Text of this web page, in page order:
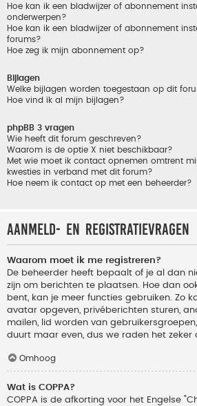
Hoe kan ik een bladwijzer of abonnement
onderwerpen?
Hoe kan ik een bladwijzer of abonnement
forums?
Hoe zeg ik mijn abonnement op?
Bijlagen
Welke bijlagen worden toegestaan op dit
Hoe vind ik al mijn bijlagen?
phpBB 3 vragen
Wie heeft dit forum geschreven?
Waarom is de optie X niet beschikbaar?
Met wie moet ik contact opnemen omtrent
kwesties in verband met dit forum?
Hoe neem ik contact op met een beheerder?
Aanmeld- en registratievragen
Waarom moet ik me registreren?
De beheerder heeft bepaalt of je al dan
zijn om berichten te plaatsen. Hoe dan
bent, kan je meer functies gebruiken. Zo
avatar opgeven, privéberichten sturen,
mailen, lid worden van
duurt maar even, dus we raden het zeker
Omhoog
Wat is COPPA?
COPPA is de afkorting voor het Engelse